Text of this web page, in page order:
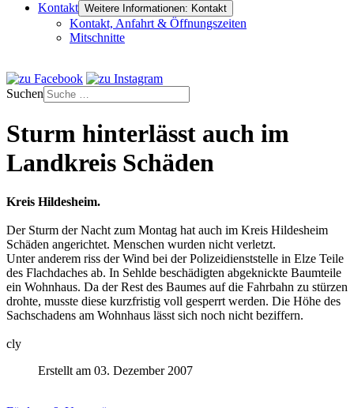
Kontakt Weitere Informationen: Kontakt
Kontakt, Anfahrt & Öffnungszeiten
Mitschnitte
Suchen
Sturm hinterlässt auch im
Landkreis Schäden
Kreis Hildesheim.
Der Sturm der Nacht zum Montag hat auch im Kreis Hildesheim
Schäden angerichtet. Menschen wurden nicht verletzt.
Unter anderem riss der Wind bei der Polizeidienststelle in Elze Teile
des Flachdaches ab. In Sehlde beschädigten abgeknickte Baumteile
ein Wohnhaus. Da der Rest des Baumes auf die Fahrbahn zu stürzen
drohte, musste diese kurzfristig voll gesperrt werden. Die Höhe des
Sachschadens am Wohnhaus lässt sich noch nicht beziffern.
cly
Erstellt am 03. Dezember 2007